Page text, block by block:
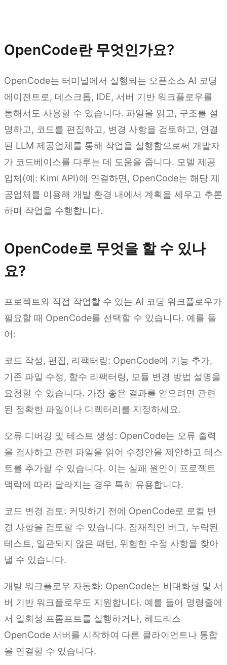
OpenCode란 무엇인가요?
OpenCode는 터미널에서 실행되는 오픈소스 AI 코딩
에이전트로, 데스크톱, IDE, 서버 기반 워크플로우를
통해서도 사용할 수 있습니다. 파일을 읽고, 구조를 설
명하고, 코드를 편집하고, 변경 사항을 검토하고, 연결
된 LLM 제공업체를 통해 작업을 실행함으로써 개발자
가 코드베이스를 다루는 데 도움을 줍니다. 모델 제공
업체(예: Kimi API)에 연결하면, OpenCode는 해당 제
공업체를 이용해 개발 환경 내에서 계획을 세우고 추론
하며 작업을 수행합니다.
OpenCode로 무엇을 할 수 있나
요?
프로젝트와 직접 작업할 수 있는 AI 코딩 워크플로우가
필요할 때 OpenCode를 선택할 수 있습니다. 예를 들
어:
코드 작성, 편집, 리팩터링: OpenCode에 기능 추가,
기존 파일 수정, 함수 리팩터링, 모듈 변경 방법 설명을
요청할 수 있습니다. 가장 좋은 결과를 얻으려면 관련
된 정확한 파일이나 디렉터리를 지정하세요.
오류 디버깅 및 테스트 생성: OpenCode는 오류 출력
을 검사하고 관련 파일을 읽어 수정안을 제안하고 테스
트를 추가할 수 있습니다. 이는 실패 원인이 프로젝트
맥락에 따라 달라지는 경우 특히 유용합니다.
코드 변경 검토: 커밋하기 전에 OpenCode로 로컬 변
경 사항을 검토할 수 있습니다. 잠재적인 버그, 누락된
테스트, 일관되지 않은 패턴, 위험한 수정 사항을 찾아
낼 수 있습니다.
개발 워크플로우 자동화: OpenCode는 비대화형 및 서
버 기반 워크플로우도 지원합니다. 예를 들어 명령줄에
서 일회성 프롬프트를 실행하거나, 헤드리스
OpenCode 서버를 시작하여 다른 클라이언트나 통합
을 연결할 수 있습니다.